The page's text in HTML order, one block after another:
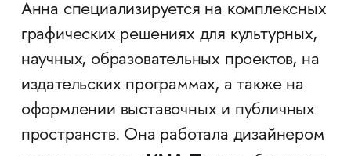
Анна специализируется на комплексных
графических решениях для культурных,
научных, образовательных проектов, на
издательских программах, а также на
оформлении выставочных и публичных
пространств. Она работала дизайнером